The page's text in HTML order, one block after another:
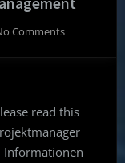
Commentson
für
read this
Informationen